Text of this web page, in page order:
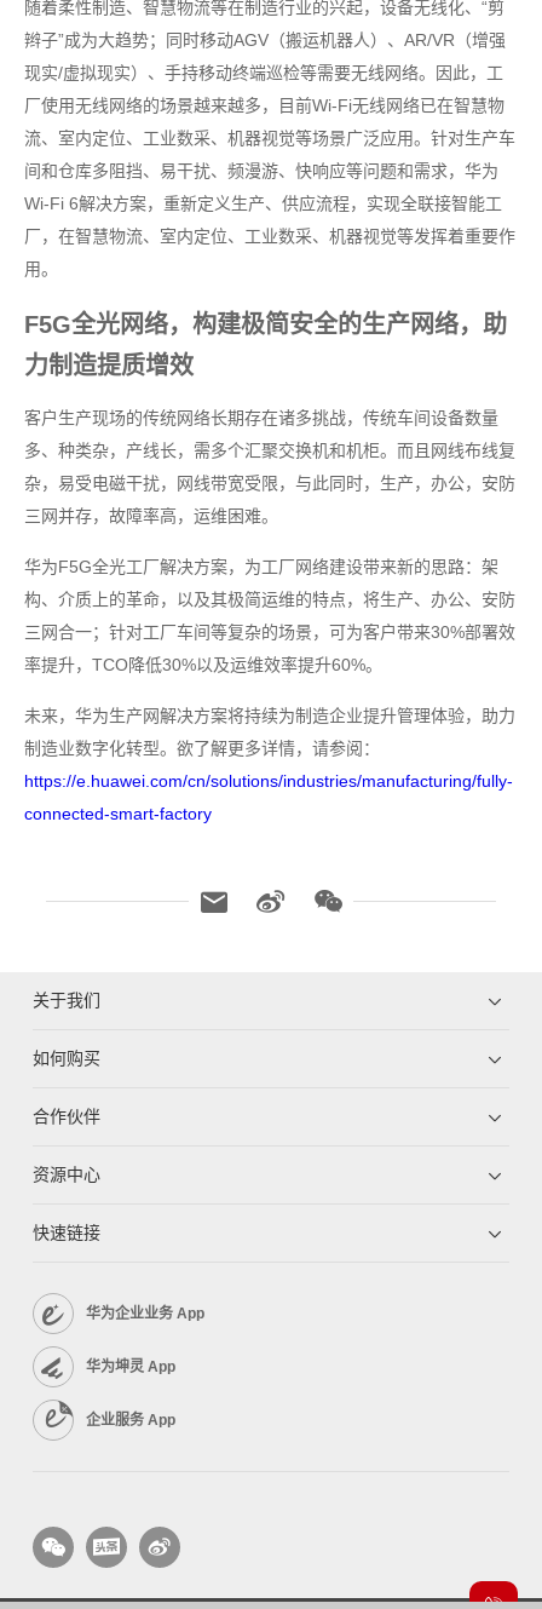
随着柔性制造、智慧物流等在制造行业的兴起，设备无线化、“剪
辫子”成为大趋势；同时移动AGV（搬运机器人）、AR/VR（增强
现实/虚拟现实）、手持移动终端巡检等需要无线网络。因此，工
厂使用无线网络的场景越来越多，目前Wi-Fi无线网络已在智慧物
流、室内定位、工业数采、机器视觉等场景广泛应用。针对生产车
间和仓库多阻挡、易干扰、频漫游、快响应等问题和需求，华为
Wi-Fi 6解决方案，重新定义生产、供应流程，实现全联接智能工
厂，在智慧物流、室内定位、工业数采、机器视觉等发挥着重要作
用。
F5G全光网络，构建极简安全的生产网络，助
力制造提质增效
客户生产现场的传统网络长期存在诸多挑战，传统车间设备数量
多、种类杂，产线长，需多个汇聚交换机和机柜。而且网线布线复
杂，易受电磁干扰，网线带宽受限，与此同时，生产，办公，安防
三网并存，故障率高，运维困难。
华为F5G全光工厂解决方案，为工厂网络建设带来新的思路：架
构、介质上的革命，以及其极简运维的特点，将生产、办公、安防
三网合一；针对工厂车间等复杂的场景，可为客户带来30%部署效
率提升，TCO降低30%以及运维效率提升60%。
未来，华为生产网解决方案将持续为制造企业提升管理体验，助力
制造业数字化转型。欲了解更多详情，请参阅：
https://e.huawei.com/cn/solutions/industries/manufacturing/fully-
connected-smart-factory
关于我们
如何购买
合作伙伴
资源中心
快速链接
华为企业业务 App
华为坤灵 App
企业服务 App